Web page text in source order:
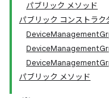
パブリック メソッド
パブリック コンストラク
パブリック メソッド